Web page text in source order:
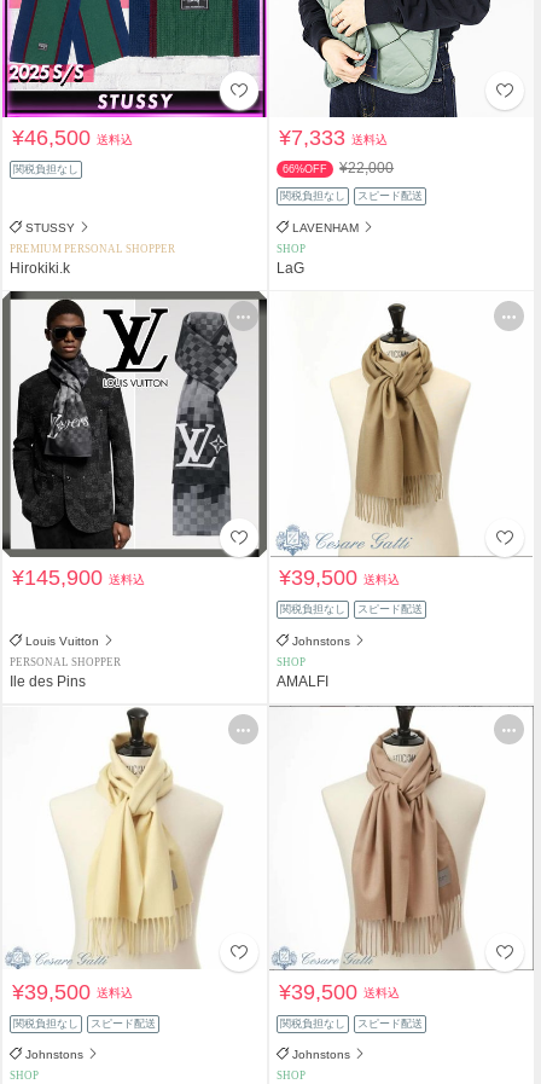
¥46,500送料込
関税負担なし
STUSSY
PREMIUM PERSONAL SHOPPER
Hirokiki.k
¥7,333送料込
66%OFF ¥22,000
関税負担なし スピード配送
LAVENHAM
SHOP
LaG
¥145,900送料込
Louis Vuitton
PERSONAL SHOPPER
Ile des Pins
¥39,500送料込
関税負担なし スピード配送
Johnstons
SHOP
AMALFI
¥39,500送料込
関税負担なし スピード配送
Johnstons
SHOP
¥39,500送料込
関税負担なし スピード配送
Johnstons
SHOP